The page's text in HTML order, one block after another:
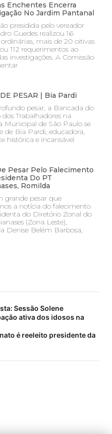
Enchentes Encerra
No Jardim Pantanal
presidida pelo vereador
Guedes realizou 16
ordinárias, mais de 20 oitivas
112 requerimentos ao
investigações. A Comissão
PESAR | Bia Pardi
pesar, a Bancada do
Trabalhadores na
Municipal de São Paulo se
de Bia Pardi, educadora,
histórica e incansável
Pesar Pelo Falecimento
Do PT
Romilda
grande pesar que
a notícia do falecimento
do Diretório Zonal do
(Zona Leste),
Denise Belém Barbosa,
Sessão Solene
ativa dos idosos na
é reeleito presidente da